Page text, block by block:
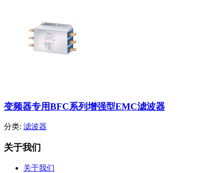
变频器专用BFC系列增强型EMC滤波器
分类: 滤波器
关于我们
关于我们